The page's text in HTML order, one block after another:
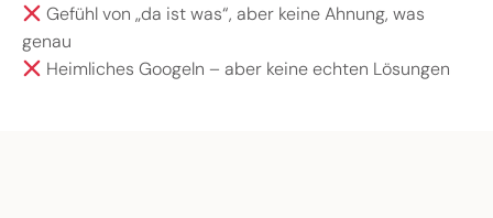
Gefühl von „da ist was“, aber keine Ahnung, was
genau
Heimliches Googeln – aber keine echten Lösungen